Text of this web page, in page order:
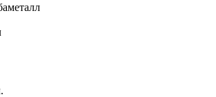
металл